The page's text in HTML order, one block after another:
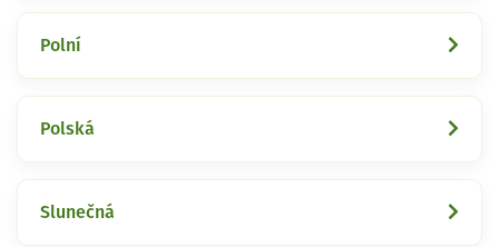
Polní
Polská
Slunečná